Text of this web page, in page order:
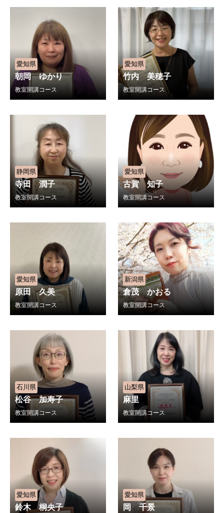
愛知県
朝岡 ゆかり
教室開講コース
愛知県
竹内 美穂子
教室開講コース
静岡県
寺田 潤子
教室開講コース
愛知県
古賀 知子
教室開講コース
愛知県
原田 久美
教室開講コース
新潟県
倉茂 かおる
教室開講コース
石川県
松谷 加寿子
教室開講コース
山梨県
麻里
教室開講コース
愛知県
鈴木 桐央子
愛知県
岡 千景